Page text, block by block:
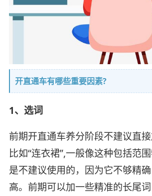
开直通车有哪些重要因素?
1、选词
前期开直通车养分阶段不建议直接
比如“连衣裙”,一般像这种包括范围
是不建议使用的，因为它不够精
高。前期可以加一些精准的长尾